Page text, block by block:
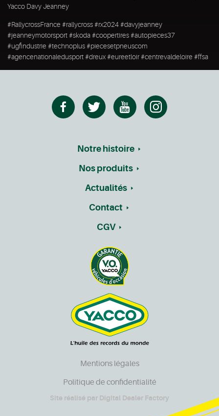
Yacco Davy Jeanney
#RallycrossFrance #rallycross #rx2024 #davyjeanney
#jeanneymotorsport #skoda #coopertires #autopieces37
#ugfindustrie #technoplus #piecesetpneuscom
#agencenationaledusport #dreux #eureetloir #centrevaldeloire #ffsa
Notre histoire
Nos produits
Actualités
Contact
CGV
Mentions légales
Politique de confidentialité
Site réalisé par Digital Dealer Factory